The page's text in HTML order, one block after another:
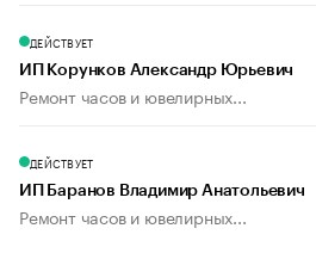
ДЕЙСТВУЕТ
ИП Корунков Александр Юрьевич
Ремонт часов и ювелирных...
ДЕЙСТВУЕТ
ИП Баранов Владимир Анатольевич
Ремонт часов и ювелирных...